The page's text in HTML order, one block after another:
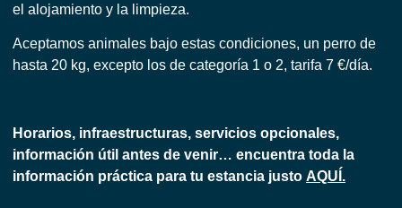
el alojamiento y la limpieza.
Aceptamos animales bajo estas condiciones, un perro de
hasta 20 kg, excepto los de categoría 1 o 2, tarifa 7 €/día.
Horarios, infraestructuras, servicios opcionales,
información útil antes de venir… encuentra toda la
información práctica para tu estancia justo AQUÍ.